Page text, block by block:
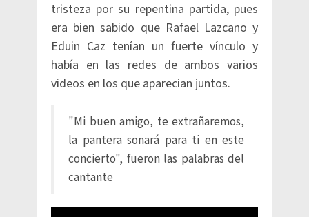
tristeza por su repentina partida, pues
era bien sabido que Rafael Lazcano y
Eduin Caz tenían un fuerte vínculo y
había en las redes de ambos varios
videos en los que aparecian juntos.
"Mi buen amigo, te extrañaremos,
la pantera sonará para ti en este
concierto", fueron las palabras del
cantante